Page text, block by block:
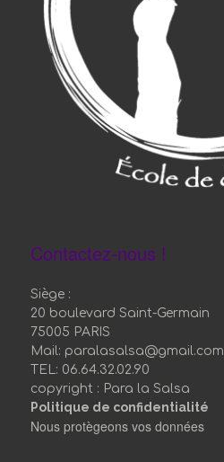
Contactez-nous !
Siège :
20 boulevard Saint-Germain
75005 PARIS
Mail: paralasalsa@gmail.com
TEL: 06.64.32.02.90
copyright : Para la Salsa
Politique de confidentialité
Nous protègeons vos données